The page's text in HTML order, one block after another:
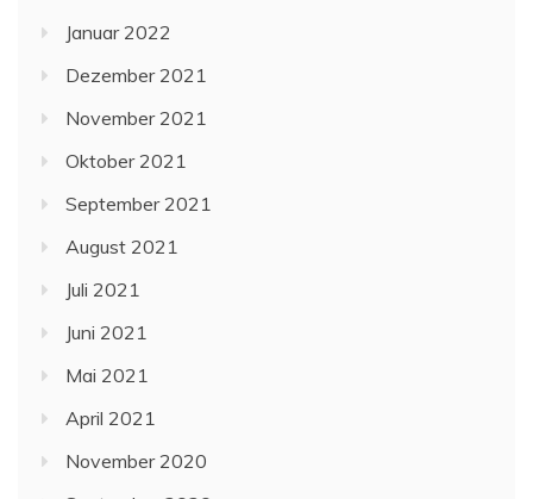
Januar 2022
Dezember 2021
November 2021
Oktober 2021
September 2021
August 2021
Juli 2021
Juni 2021
Mai 2021
April 2021
November 2020